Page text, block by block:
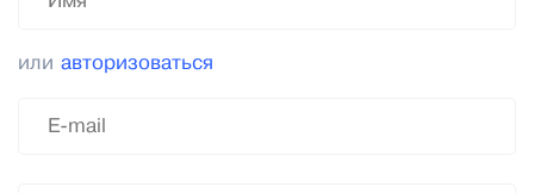
или авторизоваться